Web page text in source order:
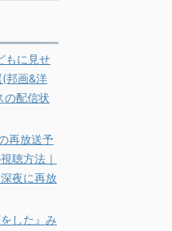
もに見せ
邦画&洋
の配信状
再放送予
聴方法｜
夜に再放
した』み